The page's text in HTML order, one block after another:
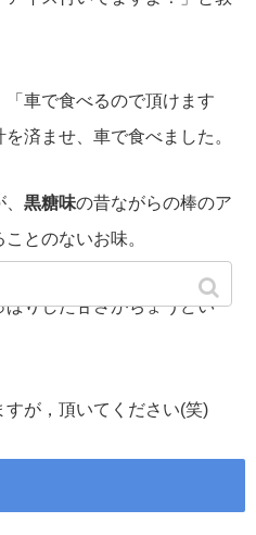
車で食べるので頂けます
済ませ、車で食べました。
黒糖味の昔ながらの棒のア
とのないお味。
りした甘さがちょうどい
が，頂いてください(笑)